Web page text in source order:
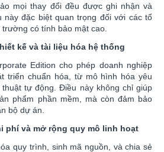
mọi thay đổi đều được ghi nhận và
này đặc biệt quan trọng đối với các tổ
có tính bảo mật cao.
kế và tài liệu hóa hệ thống
Edition cho phép doanh nghiệp
triển chuẩn hóa, từ mô hình hóa yêu
tự động. Điều này không chỉ giúp
phẩm phần mềm, mà còn đảm bảo
bộ dự án.
phí và mở rộng quy mô linh hoạt
quy trình, sinh mã nguồn, và chia sẻ